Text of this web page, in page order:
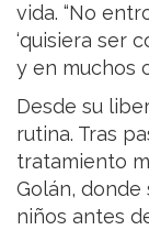
vida. “No
‘quisiera ser
y en muchos
Desde su
rutina. Tras
tratamiento
Golán, donde
niños antes